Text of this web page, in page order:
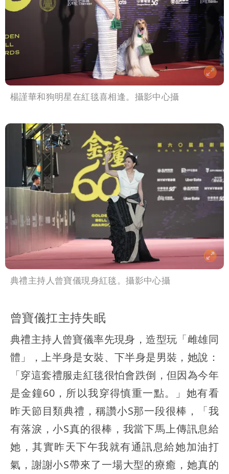
楊謹華和狗明星在紅毯喜相逢。攝影中心攝
典禮主持人曾寶儀現身紅毯。攝影中心攝
曾寶儀扛主持失眠
典禮主持人曾寶儀率先現身，造型玩「雌雄同
體」，上半身是女裝、下半身是男裝，她說：
「穿這套禮服走紅毯很怕會跌倒，但因為今年
是金鐘60，所以我穿得慎重一點。」她有看
昨天節目類典禮，稱讚小S那一段很棒，「我
有落淚，小S真的很棒，我當下馬上傳訊息給
她，其實昨天下午我就有通訊息給她加油打
氣，謝謝小S帶來了一場大型的療癒，她真的